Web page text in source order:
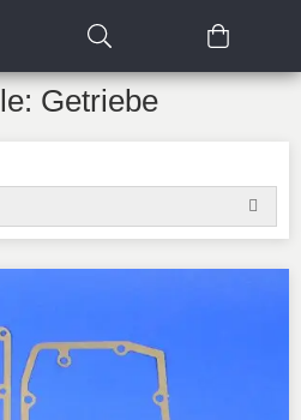
Getriebe